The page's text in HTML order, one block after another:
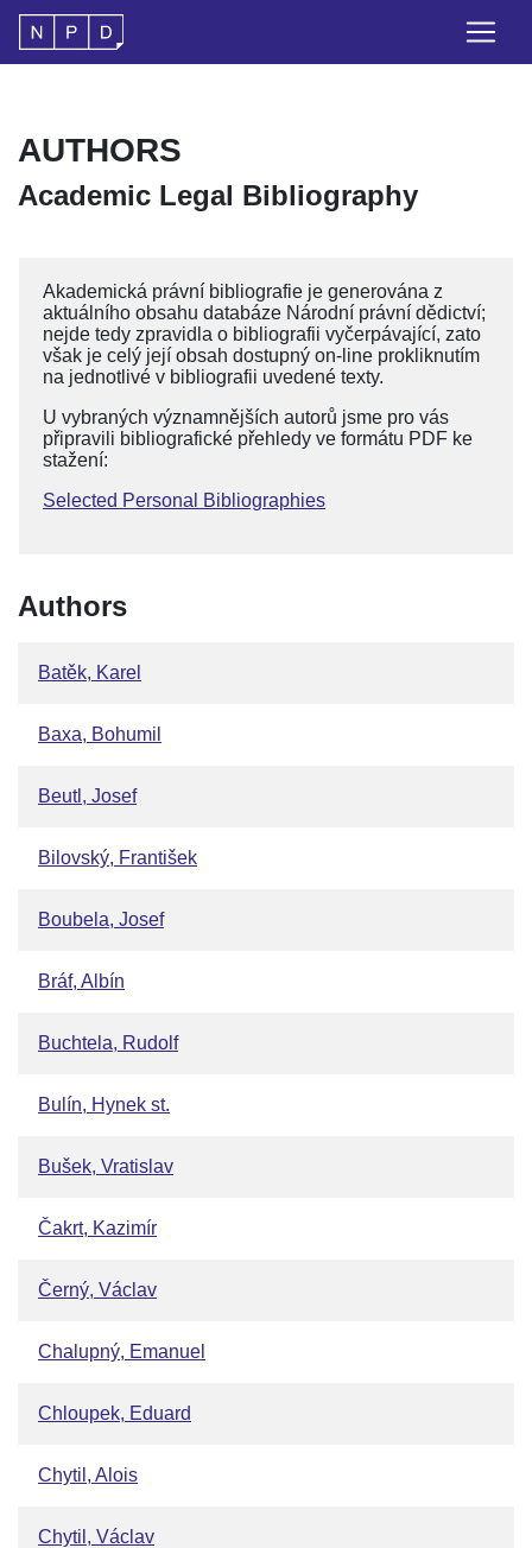
AUTHORS
Academic Legal Bibliography
Akademická právní bibliografie je generována z
aktuálního obsahu databáze Národní právní dědictví;
nejde tedy zpravidla o bibliografii vyčerpávající, zato
však je celý její obsah dostupný on-line prokliknutím
na jednotlivé v bibliografii uvedené texty.
U vybraných významnějších autorů jsme pro vás
připravili bibliografické přehledy ve formátu PDF ke
stažení:
Selected Personal Bibliographies
Authors
Batěk, Karel
Baxa, Bohumil
Beutl, Josef
Bilovský, František
Boubela, Josef
Bráf, Albín
Buchtela, Rudolf
Bulín, Hynek st.
Bušek, Vratislav
Čakrt, Kazimír
Černý, Václav
Chalupný, Emanuel
Chloupek, Eduard
Chytil, Alois
Chytil, Václav